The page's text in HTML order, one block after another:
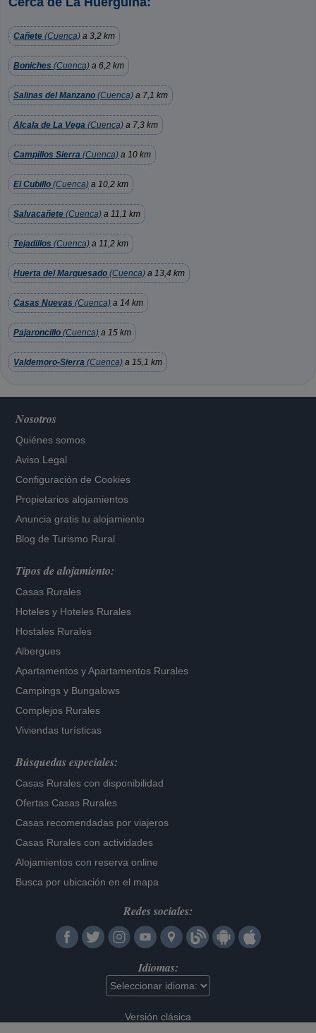
Cañete (Cuenca) a 3,2 km
Boniches (Cuenca) a 6,2 km
Salinas del Manzano (Cuenca) a 7,1 km
Alcala de La Vega (Cuenca) a 7,3 km
Campillos Sierra (Cuenca) a 10 km
El Cubillo (Cuenca) a 10,2 km
Salvacañete (Cuenca) a 11,1 km
Tejadillos (Cuenca) a 11,2 km
Huerta del Marquesado (Cuenca) a 13,4 km
Casas Nuevas (Cuenca) a 14 km
Pajaroncillo (Cuenca) a 15 km
Valdemoro-Sierra (Cuenca) a 15,1 km
Nosotros
Quiénes somos
Aviso Legal
Configuración de Cookies
Propietarios alojamientos
Anuncia gratis tu alojamiento
Blog de Turismo Rural
Tipos de alojamiento:
Casas Rurales
Hoteles y Hoteles Rurales
Hostales Rurales
Albergues
Apartamentos yApartamentos Rurales
Campings y Bungalows
Complejos Rurales
Viviendas turísticas
Búsquedas especiales:
Casas Rurales con disponibilidad
Ofertas Casas Rurales
Casas recomendadas por viajeros
Casas Rurales con actividades
Alojamientos con reserva online
Busca por ubicación en el mapa
Redes sociales:
Idiomas:
Versión clásica